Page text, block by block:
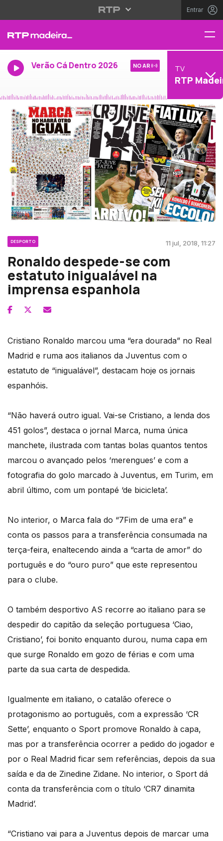
Entrar
Verão Cá Dentro 2026 NO AR TV
RTP
DESPORTO 11 jul, 2018, 11:27
Ronaldo despede-se com
estatuto inigualável na
imprensa espanhola
Cristiano Ronaldo marcou uma “era dourada” no Real
Madrid e ruma aos italianos da Juventus com o
estatuto de “inigualável”, destacam hoje os jornais
espanhóis.
“Não haverá outro igual. Vai-se Cristiano, a lenda dos
451 golos”, destaca o jornal Marca, numa única
manchete, ilustrada com tantas bolas quantos tentos
marcou o avançado pelos ‘merengues’ e com a
fotografia do golo marcado à Juventus, em Turim, em
abril último, com um pontapé ‘de bicicleta’.
No interior, o Marca fala do “7Fim de uma era” e
conta os passos para a transferência consumada na
terça-feira, enaltecendo ainda a “carta de amor” do
português e do “ouro puro” que este representou
para o clube.
O também desportivo AS recorre ao italiano para se
despedir do capitão da seleção portuguesa ‘Ciao,
Cristiano’, foi bonito enquanto durou, numa capa em
que surge Ronaldo em gozo de férias e com uma
parte da sua carta de despedida.
Igualmente em italiano, o catalão oferece o
protagonismo ao português, com a expressão ‘CR
Sette’, enquanto o Sport promove Ronaldo à capa,
mas por a transferência ocorrer a pedido do jogador e
por o Real Madrid ficar sem referências, depois da sua
saída e da de Zinedine Zidane. No interior, o Sport dá
conta da transferência com o título ‘CR7 dinamita
Madrid’.
“Cristiano vai para a Juventus depois de marcar uma